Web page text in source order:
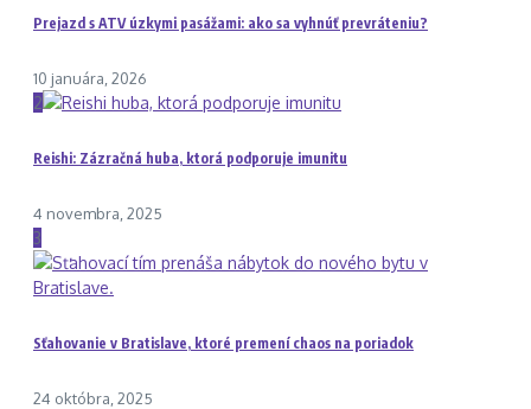
Prejazd s ATV úzkymi pasážami: ako sa vyhnúť prevráteniu?
10 januára, 2026
2
Reishi: Zázračná huba, ktorá podporuje imunitu
4 novembra, 2025
3
Sťahovanie v Bratislave, ktoré premení chaos na poriadok
24 októbra, 2025